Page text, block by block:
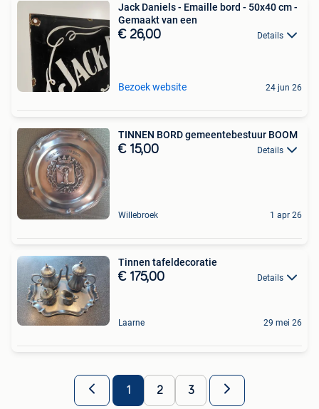
Jack Daniels - Emaille bord - 50x40 cm -
Gemaakt van een
€ 26,00 Details
Bezoek website 24 jun 26
TINNEN BORD gemeentebestuur BOOM
€ 15,00 Details
Willebroek 1 apr 26
Tinnen tafeldecoratie
€ 175,00 Details
Laarne 29 mei 26
1 2 3